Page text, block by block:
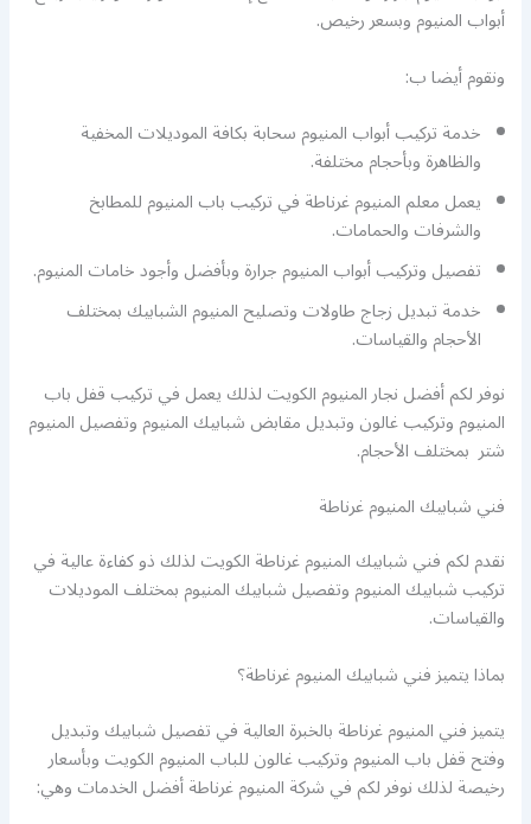
أبواب المنيوم وبسعر رخيص.
ونقوم أيضا ب:
خدمة تركيب أبواب المنيوم سحابة بكافة الموديلات المخفية
والظاهرة وبأحجام مختلفة.
يعمل معلم المنيوم غرناطة في تركيب باب المنيوم للمطابخ
والشرفات والحمامات.
تفصيل وتركيب أبواب المنيوم جرارة وبأفضل وأجود خامات المنيوم.
خدمة تبديل زجاج طاولات وتصليح المنيوم الشبابيك بمختلف
الأحجام والقياسات.
نوفر لكم أفضل نجار المنيوم الكويت لذلك يعمل في تركيب قفل باب
المنيوم وتركيب غالون وتبديل مقابض شبابيك المنيوم وتفصيل المنيوم
شتر بمختلف الأحجام.
فني شبابيك المنيوم غرناطة
نقدم لكم فني شبابيك المنيوم غرناطة الكويت لذلك ذو كفاءة عالية في
تركيب شبابيك المنيوم وتفصيل شبابيك المنيوم بمختلف الموديلات
والقياسات.
بماذا يتميز فني شبابيك المنيوم غرناطة؟
يتميز فني المنيوم غرناطة بالخبرة العالية في تفصيل شبابيك وتبديل
وفتح قفل باب المنيوم وتركيب غالون للباب المنيوم الكويت وبأسعار
رخيصة لذلك نوفر لكم في شركة المنيوم غرناطة أفضل الخدمات وهي: